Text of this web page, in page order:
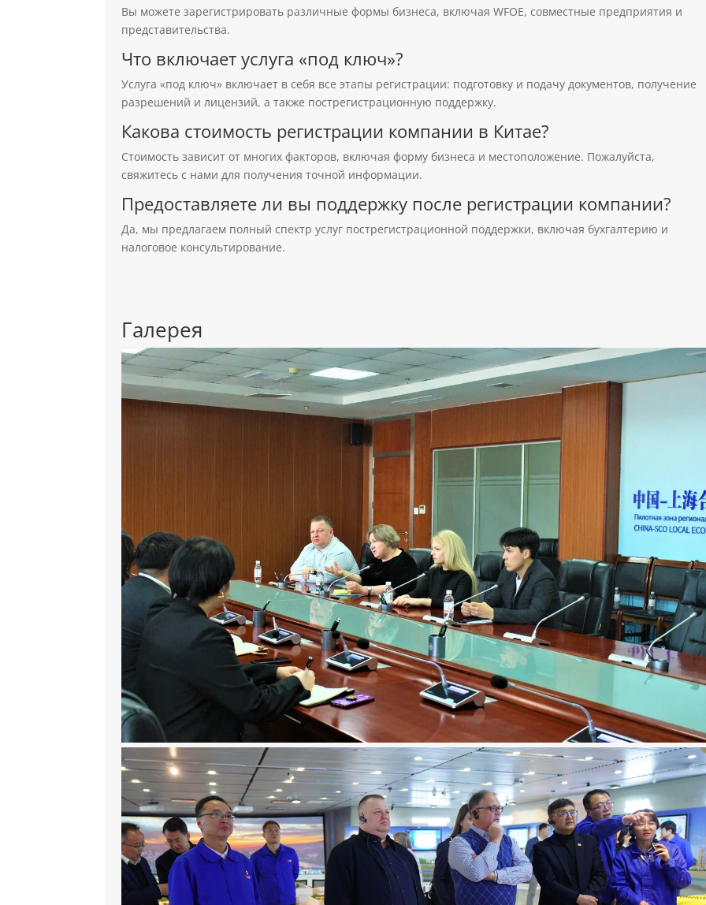
Вы можете зарегистрировать различные формы бизнеса, включая WFOE, совместные предприятия и
представительства.
Что включает услуга «под ключ»?
Услуга «под ключ» включает в себя все этапы регистрации: подготовку и подачу документов, получение
разрешений и лицензий, а также пострегистрационную поддержку.
Какова стоимость регистрации компании в Китае?
Стоимость зависит от многих факторов, включая форму бизнеса и местоположение. Пожалуйста,
свяжитесь с нами для получения точной информации.
Предоставляете ли вы поддержку после регистрации компании?
Да, мы предлагаем полный спектр услуг пострегистрационной поддержки, включая бухгалтерию и
налоговое консультирование.
Галерея